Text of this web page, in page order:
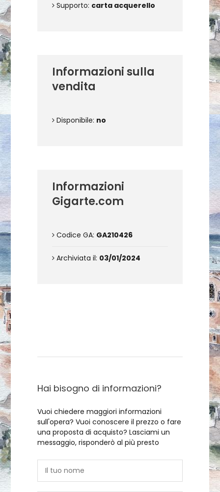
Supporto: carta acquerello
Informazioni sulla
vendita
Disponibile: no
Informazioni
Gigarte.com
Codice GA: GA210426
Archiviata il: 03/01/2024
Hai bisogno di informazioni?
Vuoi chiedere maggiori informazioni
sull'opera? Vuoi conoscere il prezzo o fare
una proposta di acquisto? Lasciami un
messaggio, risponderò al più presto